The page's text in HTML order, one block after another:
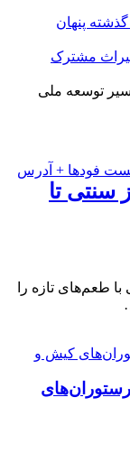
سنتی تا
طعم‌های تازه را
توسعه ملی